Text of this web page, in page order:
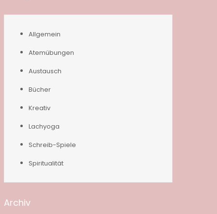
Allgemein
Atemübungen
Austausch
Bücher
Kreativ
Lachyoga
Schreib-Spiele
Spiritualität
Archiv